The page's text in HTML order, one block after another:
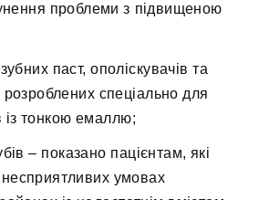
проблеми з підвищеною
паст, ополіскувачів та
розроблених спеціально для
із тонкою емаллю;
– показано пацієнтам, які
умовах